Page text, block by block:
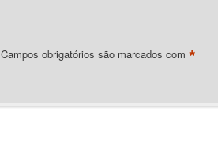
Campos obrigatórios são marcados com *